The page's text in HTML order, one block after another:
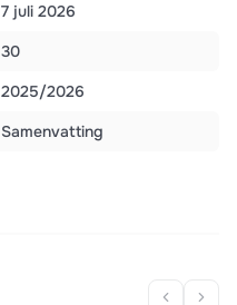
7 juli 2026
30
2025/2026
Samenvatting